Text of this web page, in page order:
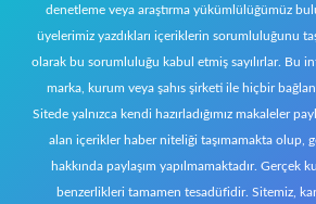
denetleme veya araştırma yükümlülüğümüz
üyelerimiz yazdıkları içeriklerin sorumluluğunu
olarak bu sorumluluğu kabul etmiş sayılırlar. Bu
marka, kurum veya şahıs şirketi ile hiçbir
Sitede yalnızca kendi hazırladığımız makaleler
alan içerikler haber niteliği taşımamakta olup,
hakkında paylaşım yapılmamaktadır. Gerçek
benzerlikleri tamamen tesadüfidir. Sitemiz,